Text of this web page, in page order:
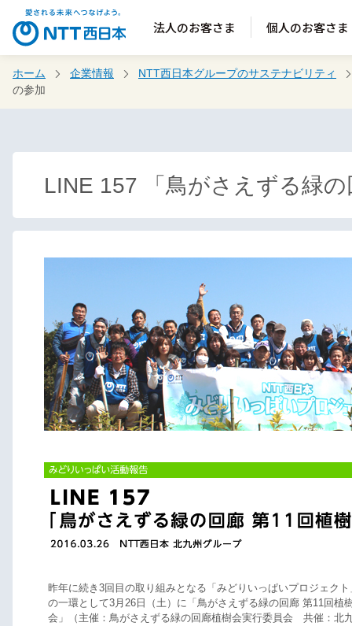
法人のお客さま 個人のお客さま
ホーム 企業情報
NTT西日本グループのサステナビリティ
の参加
LINE 157 「鳥がさえずる緑
昨年に続き3回目の取り組みとなる「みどりいっぱいプロジェクト
の一環として3月26日（土）に「鳥がさえずる緑の回廊 第11回植
会」（主催：鳥がさえずる緑の回廊植樹会実行委員会 共催：北